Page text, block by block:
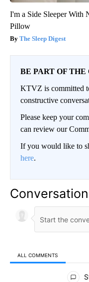
I'm a Side Sleeper With
Pillow
The Sleep Digest
BE PART OF
KTVZ is committed
constructive
Please keep your
can review our
If you would like to
here.
Conversation
ALL COMMENTS
All Comments